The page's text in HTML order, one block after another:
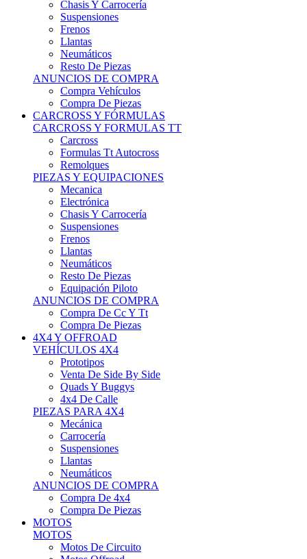
Chasis Y Carrocería
Suspensiones
Frenos
Llantas
Neumáticos
Resto De Piezas
ANUNCIOS DE COMPRA
Compra Vehículos
Compra De Piezas
CARCROSS Y FÓRMULAS
CARCROSS Y FORMULAS TT
Carcross
Formulas Tt Autocross
Remolques
PIEZAS Y EQUIPACIONES
Mecanica
Electrónica
Chasis Y Carrocería
Suspensiones
Frenos
Llantas
Neumáticos
Resto De Piezas
Equipación Piloto
ANUNCIOS DE COMPRA
Compra De Cc Y Tt
Compra De Piezas
4X4 Y OFFROAD
VEHÍCULOS 4X4
Prototipos
Venta De Side By Side
Quads Y Buggys
4x4 De Calle
PIEZAS PARA 4X4
Mecánica
Carrocería
Suspensiones
Llantas
Neumáticos
ANUNCIOS DE COMPRA
Compra De 4x4
Compra De Piezas
MOTOS
MOTOS
Motos De Circuito